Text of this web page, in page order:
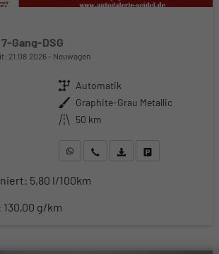
Gang-DSG
21.08.2026 Neuwagen
Getriebe Automatik
Außenfarbe Graphite-Grau Metallic
Kilometerstand 50 km
WhatsApp anfragen
Wir rufen Sie anFahrzeugexposé (PDF)
5,80 l/100km
130,00 g/km